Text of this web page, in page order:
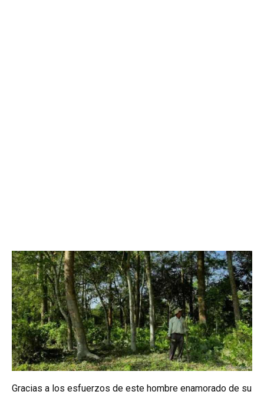
Gracias a los esfuerzos de este hombre enamorado de su